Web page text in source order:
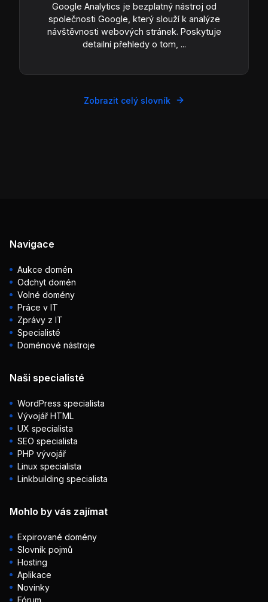
Google Analytics je bezplatný nástroj od
společnosti Google, který slouží k analýze
návštěvnosti webových stránek. Poskytuje
detailní přehledy o tom, ...
Zobrazit celý slovník
Navigace
Aukce domén
Odchyt domén
Volné domény
Práce v IT
Zprávy z IT
Specialisté
Doménové nástroje
Naši specialisté
WordPress specialista
Vývojář HTML
UX specialista
SEO specialista
PHP vývojář
Linux specialista
Linkbuilding specialista
Mohlo by vás zajímat
Expirované domény
Slovník pojmů
Hosting
Aplikace
Novinky
Fórum